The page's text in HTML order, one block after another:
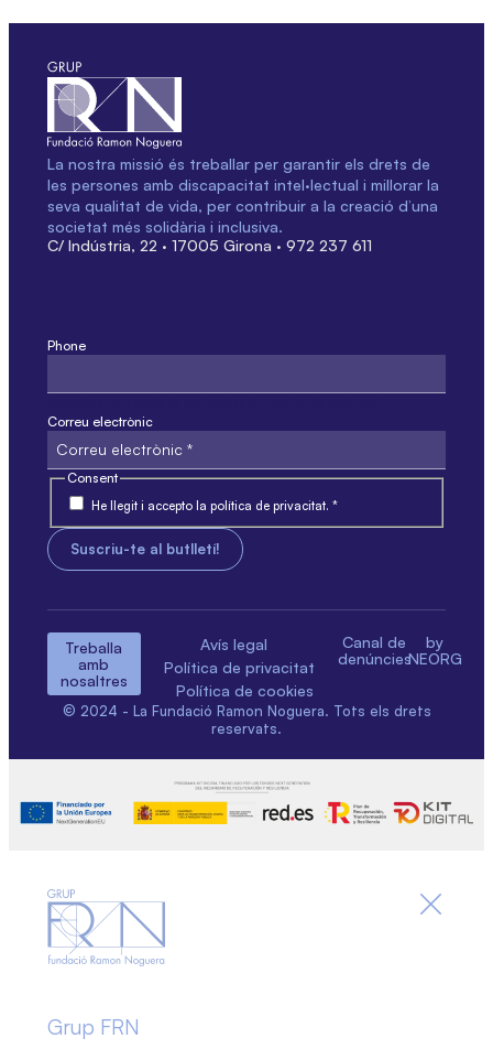
La nostra missió és treballar per garantir els drets de
les persones amb discapacitat intel·lectual i millorar la
seva qualitat de vida, per contribuir a la creació d’una
societat més solidària i inclusiva.
C/ Indústria, 22 · 17005 Girona · 972 237 611
Phone
Correu electrònic
Consent
He llegit i accepto la política de privacitat. *
Treballa
amb
nosaltres
Avís legal
Política de privacitat
Política de cookies
Canal de
denúncies
by
NEORG
© 2024 - La Fundació Ramon Noguera. Tots els drets
reservats.
Grup FRN